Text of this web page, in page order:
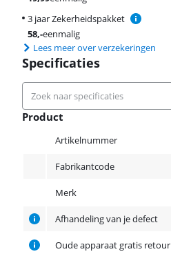
3 jaar Zekerheidspakket
58,-eenmalig
Lees meer over verzekeringen
Specificaties
Product
Artikelnummer
Fabrikantcode
Merk
Afhandeling van je defect
Oude apparaat gratis retour